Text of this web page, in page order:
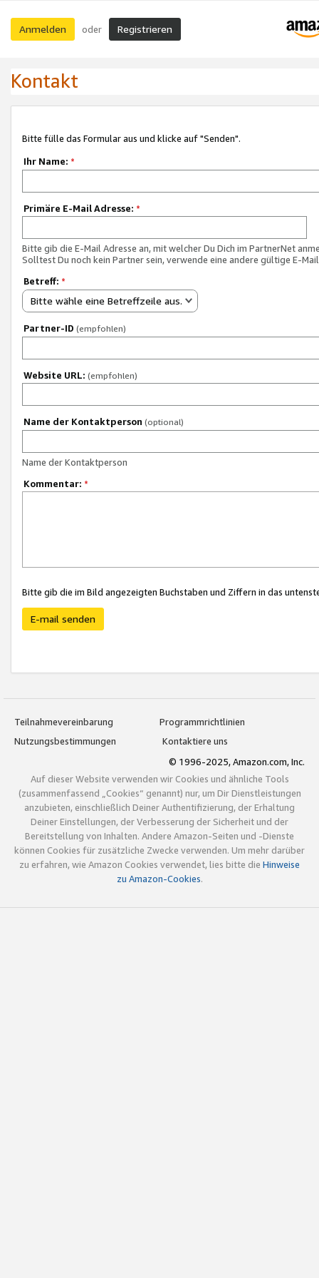
Anmelden oder Registrieren
Kontakt
Bitte fülle das Formular aus und klicke auf "Senden".
Ihr Name: *
Primäre E-Mail Adresse: *
Bitte gib die E-Mail Adresse an, mit welcher Du Dich im PartnerNet
Solltest Du noch kein Partner sein, verwende eine andere gültige E-
Betreff: *
Bitte wähle eine Betreffzeile aus.
Partner-ID (empfohlen)
Website URL: (empfohlen)
Name der Kontaktperson (optional)
Name der Kontaktperson
Kommentar: *
Bitte gib die im Bild angezeigten Buchstaben und Ziffern in das
E-mail senden
Teilnahmevereinbarung
Programmrichtlinien
Nutzungsbestimmungen
Kontaktiere uns
© 1996-2025, Amazon.com, Inc.
Auf dieser Website verwenden wir Cookies und ähnliche Tools
(zusammenfassend „Cookies“ genannt) nur, um Dir Dienstleistungen
anzubieten, einschließlich Deiner Authentifizierung, der Erhaltung
Deiner Einstellungen, der Verbesserung der Sicherheit und der
Bereitstellung von Inhalten. Andere Amazon-Seiten und -Dienste
können Cookies für zusätzliche Zwecke verwenden. Um mehr darüber
zu erfahren, wie Amazon Cookies verwendet, lies bitte die Hinweise
zu Amazon-Cookies.